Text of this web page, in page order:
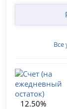
Все
12.50%